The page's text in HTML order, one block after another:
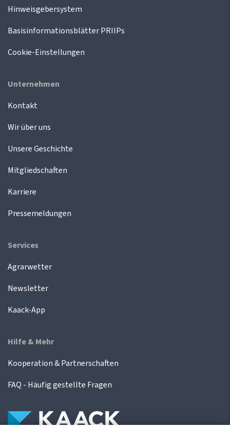
Hinweisgebersystem
Basisinformationsblätter PRIIPs
Cookie-Einstellungen
Unternehmen
Kontakt
Wir über uns
Unsere Geschichte
Mitgliedschaften
Karriere
Pressemeldungen
Services
Agrarwetter
Newsletter
Kaack-App
Hilfe & Mehr
Kooperation & Partnerschaften
FAQ - Häufig gestellte Fragen